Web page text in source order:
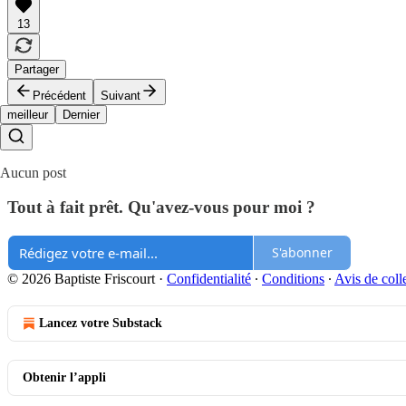
13
Partager
Précédent
Suivant
meilleur
Dernier
Aucun post
Tout à fait prêt. Qu'avez-vous pour moi ?
S'abonner
© 2026 Baptiste Friscourt · Confidentialité ∙ Conditions ∙ Avis de
Lancez votre Substack
Obtenir l’appli